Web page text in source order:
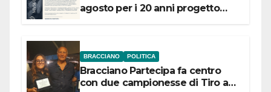
agosto per i 20 anni progetto
BRACCIANO POLITICA
Bracciano Partecipa fa centro
con due campionesse di Tiro a